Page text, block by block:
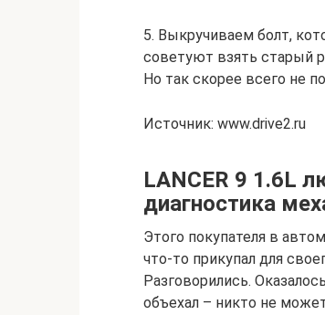
5. Выкручиваем болт,
советуют взять старый
Но так скорее всего не
Источник: www.drive2.ru
LANCER 9 1.6L
диагностика
Этого покупателя в
что-то прикупал для
Разговорились.
объехал – никто не